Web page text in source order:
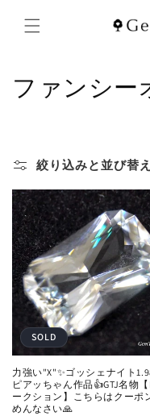
ンツに
進む
コ
シ
ョ
ン
:
ファンシー
絞り込みと並び替え
SOLD
力強い"X"✨ゴッシェナイト
ピアッちゃん作品👍GTJ名物
ークション】こちらはクーポ
めんなさい🙏